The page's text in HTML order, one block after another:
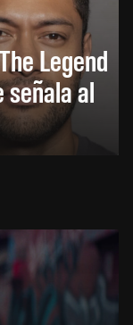
Legend
señala al